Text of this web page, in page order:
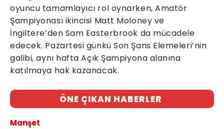
oyuncu tamamlayıcı rol oynarken, Amatör
Şampiyonası ikincisi Matt Moloney ve
İngiltere’den Sam Easterbrook da mücadele
edecek. Pazartesi günkü Son Şans Elemeleri’nin
galibi, aynı hafta Açık Şampiyona alanına
katılmaya hak kazanacak.
ÖNE ÇIKAN HABERLER
Manşet